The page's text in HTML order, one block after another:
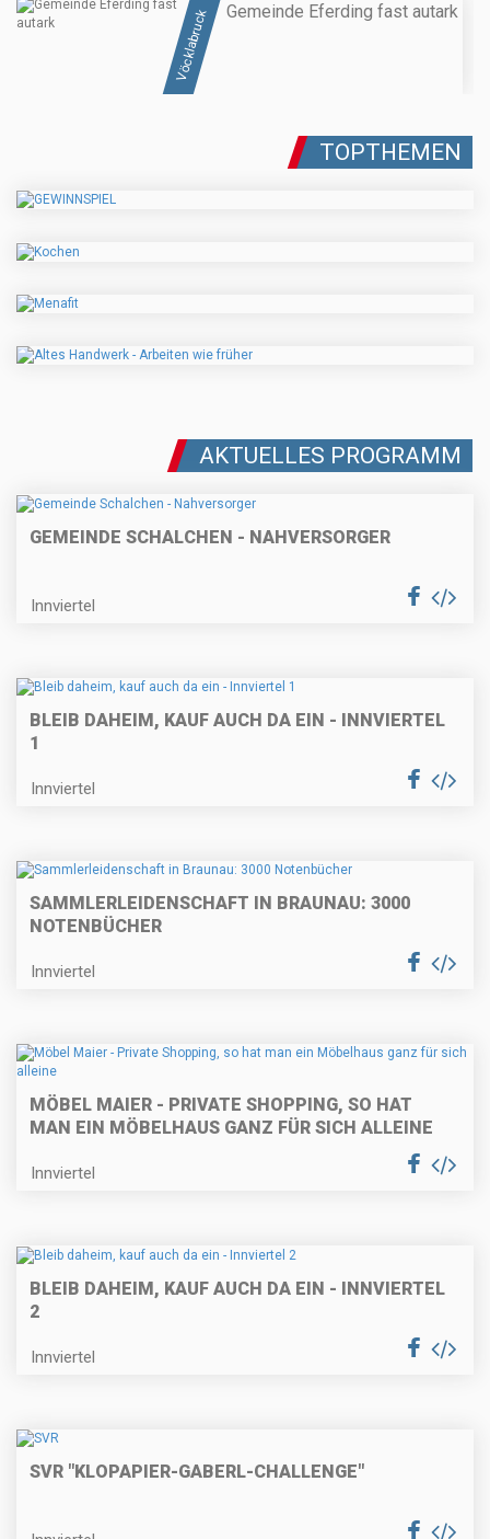
Vöcklabruck Gemeinde Eferding fast autark
TOPTHEMEN
AKTUELLES PROGRAMM
GEMEINDE SCHALCHEN - NAHVERSORGER
Innviertel
BLEIB DAHEIM, KAUF AUCH DA EIN - INNVIERTEL
1
Innviertel
SAMMLERLEIDENSCHAFT IN BRAUNAU: 3000
NOTENBÜCHER
Innviertel
MÖBEL MAIER - PRIVATE SHOPPING, SO HAT
MAN EIN MÖBELHAUS GANZ FÜR SICH ALLEINE
Innviertel
BLEIB DAHEIM, KAUF AUCH DA EIN - INNVIERTEL
2
Innviertel
SVR "KLOPAPIER-GABERL-CHALLENGE"